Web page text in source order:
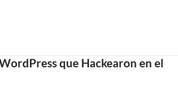
que Hackearon en el